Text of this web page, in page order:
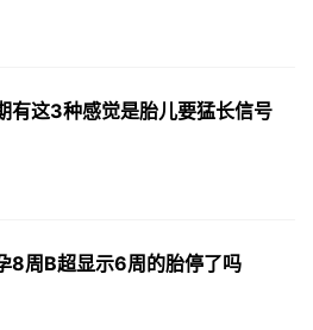
有这3种感觉是胎儿要猛长信号
8周B超显示6周的胎停了吗